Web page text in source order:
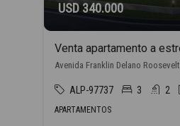
USD 340.000
ALP-97737 3 2
APARTAMENTOS